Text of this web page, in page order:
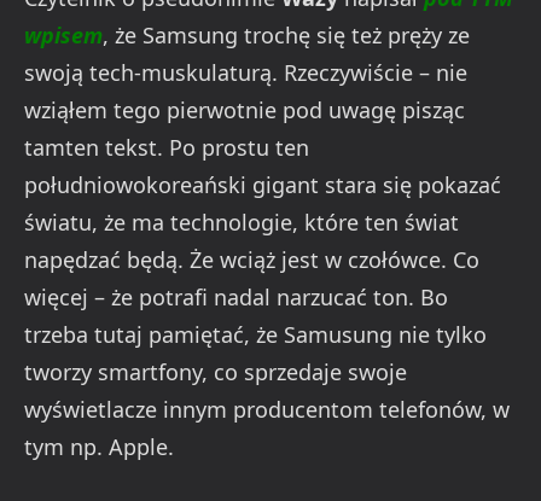
wpisem, że Samsung trochę się też pręży ze
swoją tech-muskulaturą. Rzeczywiście – nie
wziąłem tego pierwotnie pod uwagę pisząc
tamten tekst. Po prostu ten
południowokoreański gigant stara się pokazać
światu, że ma technologie, które ten świat
napędzać będą. Że wciąż jest w czołówce. Co
więcej – że potrafi nadal narzucać ton. Bo
trzeba tutaj pamiętać, że Samusung nie tylko
tworzy smartfony, co sprzedaje swoje
wyświetlacze innym producentom telefonów, w
tym np. Apple.